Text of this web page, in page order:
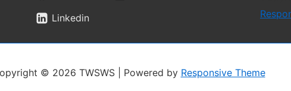
izreći novčane kazne emiterima. Zabilježeno je nekoliko
u zabranjenim terminima, s kaznama koje su se
stručnjakekod Kladionicavodic, uočili su da je primjena
Linkedin
© 2026 TWSWS | Powered by Responsive Theme